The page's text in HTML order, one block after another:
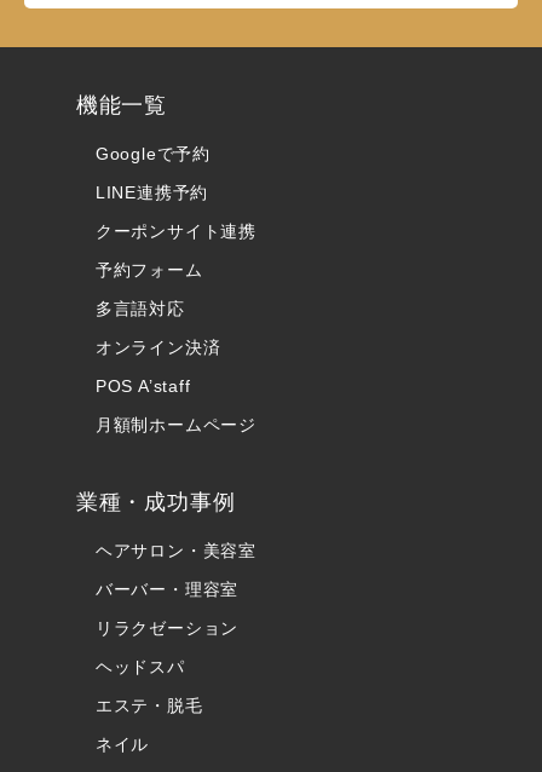
機能一覧
Googleで予約
LINE連携予約
クーポンサイト連携
予約フォーム
多言語対応
オンライン決済
POS A’staff
月額制ホームページ
業種・成功事例
ヘアサロン・美容室
バーバー・理容室
リラクゼーション
ヘッドスパ
エステ・脱毛
ネイル